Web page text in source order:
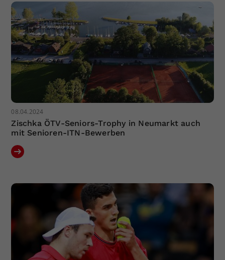
08.04.2024
Zischka ÖTV-Seniors-Trophy in Neumarkt auch
mit Senioren-ITN-Bewerben